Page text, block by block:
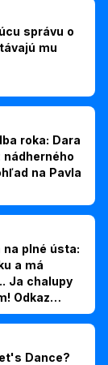
správu o
mu
roka: Dara
na Pavla
na plné ústa:
a má
Ja chalupy
Odkaz
Dance?